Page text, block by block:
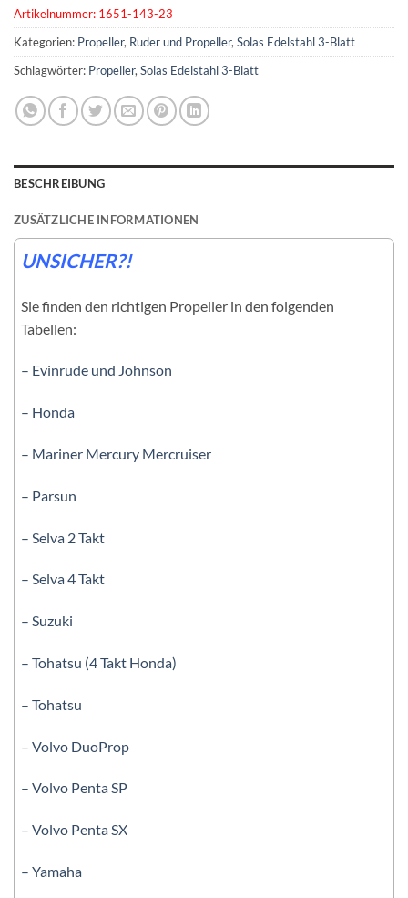
Artikelnummer: 1651-143-23
Kategorien: Propeller, Ruder und Propeller, Solas Edelstahl 3-Blatt
Schlagwörter: Propeller, Solas Edelstahl 3-Blatt
BESCHREIBUNG
ZUSÄTZLICHE INFORMATIONEN
UNSICHER?!
Sie finden den richtigen Propeller in den folgenden
Tabellen:
– Evinrude und Johnson
– Honda
– Mariner Mercury Mercruiser
– Parsun
– Selva 2 Takt
– Selva 4 Takt
– Suzuki
– Tohatsu (4 Takt Honda)
– Tohatsu
– Volvo DuoProp
– Volvo Penta SP
– Volvo Penta SX
– Yamaha